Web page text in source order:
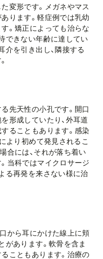
変形です。メガネやマス
ります。軽症例では乳幼
。矯正によっても治らな
できない年齢に達してい
介を引き出し、隣接する
先天性の小孔です。開口
形成していたり、外耳道
ることもあります。感染
より初めて発見されるこ
合には、それが落ち着い
当科ではマイクロサージ
る再発を来さない様に治
から耳にかけた線上に頬
があります。軟骨を含ま
こともあります。治療の